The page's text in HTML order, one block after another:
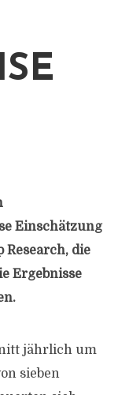
Einschätzung
die
Ergebnisse
jährlich um
sieben